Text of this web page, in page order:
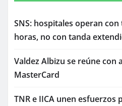
SNS: hospitales operan
horas, no con tanda
Valdez Albizu se reúne con
MasterCard
TNR e IICA unen esfuerzos